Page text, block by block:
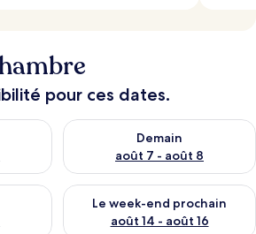
pour ces dates.
ce soir août 6 - août 7
Demain
août 7 - août 8
Vérifier la disponibilité pour
ce week-end août 7 - août 9
Le week-end prochain
août 14 - août 16
Vérifier la disponibilité pour